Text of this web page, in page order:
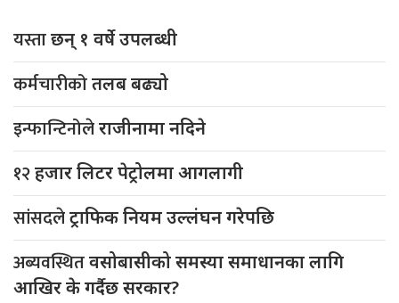
यस्ताछन् १ वर्षे उपलब्धी
कर्मचारीकोतलब बढ्यो
इन्फान्टिनोलेराजीनामा नदिने
१२हजार लिटर पेट्रोलमा आगलागी
सांसदलेट्राफिक नियम उल्लंघन गरेपछि
अब्यवस्थितवसोबासीको समस्या समाधानका लागि
आखिर के गर्दैछ सरकार?